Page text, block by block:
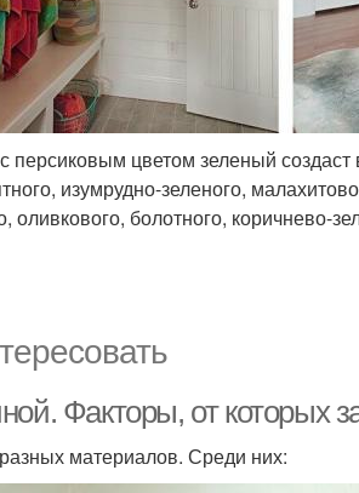
персиковым цветом зеленый
изумрудно-зеленого,
оливкового, болотного, коричнево-
Факторы, от которых
материалов. Среди них: